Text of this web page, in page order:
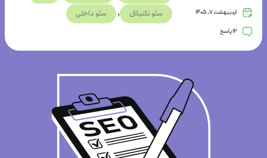
اردیبهشت 7, 1405
12 پاسخ
سئو تکنیکال , سئو داخلی